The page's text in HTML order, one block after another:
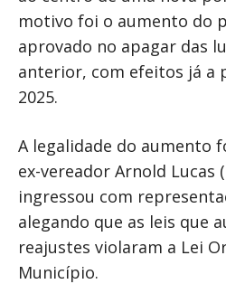
motivo foi o aumento do
aprovado no apagar das
anterior, com efeitos já a
2025.
A legalidade do aumento
ex-vereador Arnold Lucas
ingressou com
alegando que as leis que
reajustes violaram a Lei
Município.